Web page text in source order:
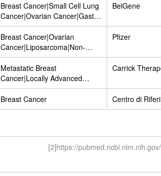
Breast Cancer|Small Cell Lung
Cancer|Ovarian Cancer|Gastric
Cancer|Hormone-receptor-
positive Breast
Cancer|Hormone Receptor
Positive HER-2 Negative
Breast Cancer|Advanced Solid
Tumor|Endometrial
Cancer|Prostate Cancer
BeiGene
Breast Cancer|Ovarian
Cancer|Liposarcoma|Non-
small Cell Lung Cancer
(NSCLC)|Endometrial|Solid
Tumors
Pfizer
Metastatic Breast
Cancer|Locally Advanced
Breast Cancer|Breast Cancer
Carrick
Breast Cancer Centro di
[2]https://